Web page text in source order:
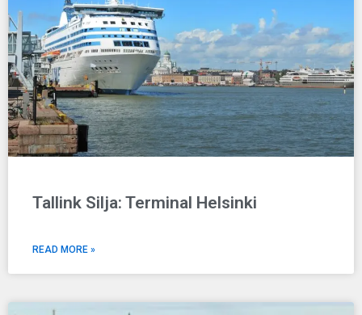
Tallink Silja: Terminal Helsinki
READ MORE »